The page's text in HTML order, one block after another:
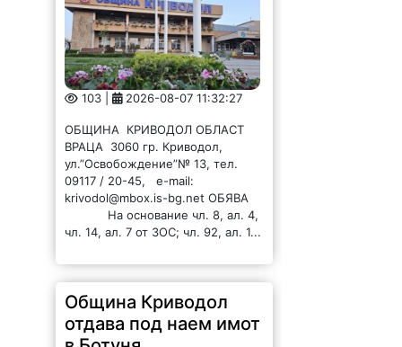
103 | 2026-08-07 11:32:27
ОБЩИНА КРИВОДОЛ ОБЛАСТ
ВРАЦА 3060 гр. Криводол,
ул.”Освобождение”№ 13, тел.
09117 / 20-45, e-mail:
krivodol@mbox.is-bg.net ОБЯВА
На основание чл. 8, ал. 4,
чл. 14, ал. 7 от ЗОС; чл. 92, ал. 1...
Община Криводол
отдава под наем имот